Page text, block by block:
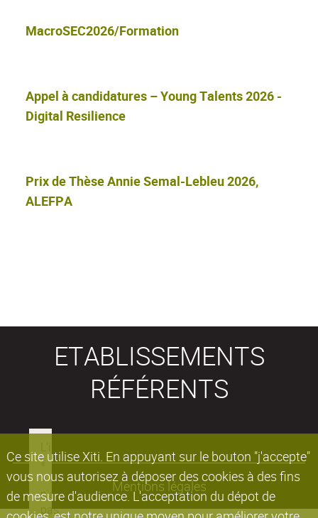
Ce site utilise Xiti. En appuyant sur le bouton "j'accepte"
vous nous autorisez à déposer des cookies à des fins
de mesure d'audience. L'acceptation du dépot de
MacroSEC2026/Formation
Appel à candidatures – Young Talents 2026 -
Digital Resilience
Prix de Thèse Annie Semal-Lebleu 2026,
ALEFPA
ETABLISSEMENTS
RÉFÉRENTS
Mentions légales